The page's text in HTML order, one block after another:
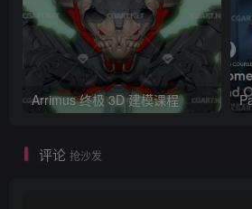
Arrimus 终极 3D 建模课程
评论 抢沙发